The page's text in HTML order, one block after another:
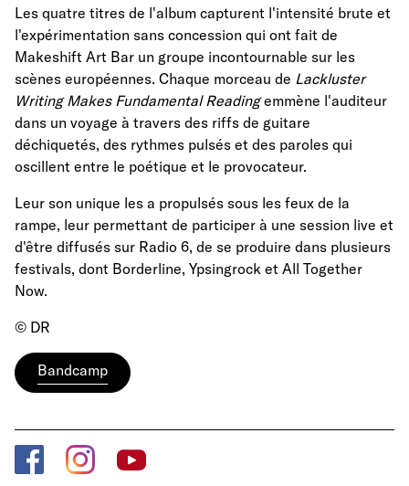
Les quatre titres de l'album capturent l'intensité brute et
l'expérimentation sans concession qui ont fait de
Makeshift Art Bar un groupe incontournable sur les
scènes européennes. Chaque morceau de Lackluster
Writing Makes Fundamental Readingemmène l'auditeur
dans un voyage à travers des riffs de guitare
déchiquetés, des rythmes pulsés et des paroles qui
oscillent entre le poétique et le provocateur.
Leur son unique les a propulsés sous les feux de la
rampe, leur permettant de participer à une session live et
d'être diffusés sur Radio 6, de se produire dans plusieurs
festivals, dont Borderline, Ypsingrock et All Together
Now.
© DR
Bandcamp